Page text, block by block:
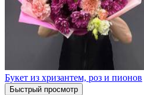
Букет из хризантем, роз и пионов
Быстрый просмотр